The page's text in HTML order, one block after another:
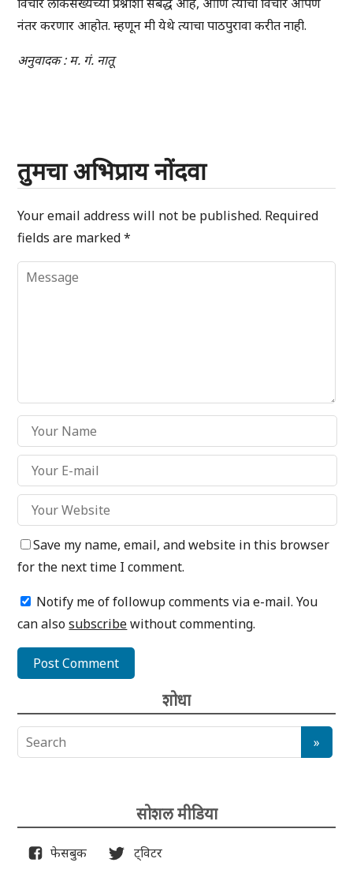
नंतर करणार आहोत. म्हणून मी येथे त्याचा पाठपुरावा करीत नाही.
अनुवादक : म. गं. नातू
तुमचा अभिप्राय नोंदवा
Your email address will not be published. Required
fields are marked*
Save my name, email, and website in this browser
for the next time I comment.
Notify me of followup comments via e-mail. You
can alsosubscribewithout commenting.
शोधा
सोशल मीडिया
फेसबुक ट्विटर